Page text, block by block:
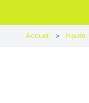
Accueil »